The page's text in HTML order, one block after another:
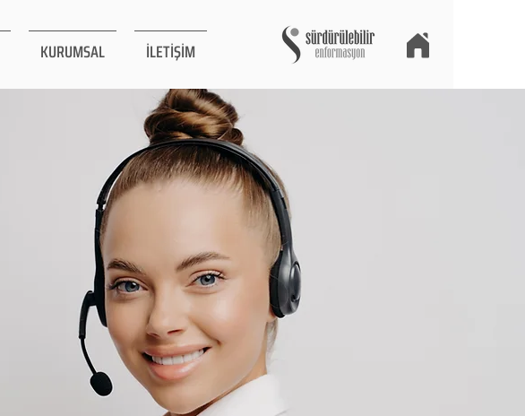
KURUMSAL İLETİŞİM